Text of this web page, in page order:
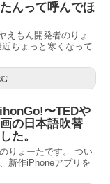
んって呼んでほ
もん開発者のりょ
〜TEDや
の日本語吹替
た。
りょーたです。 つい
新作iPhoneアプリを